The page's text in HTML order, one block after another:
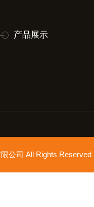
产品展示
公司 All Rights